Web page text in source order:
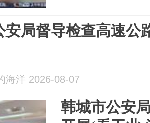
安局督导检查高速公
海洋 2026-08-07
韩城市公安